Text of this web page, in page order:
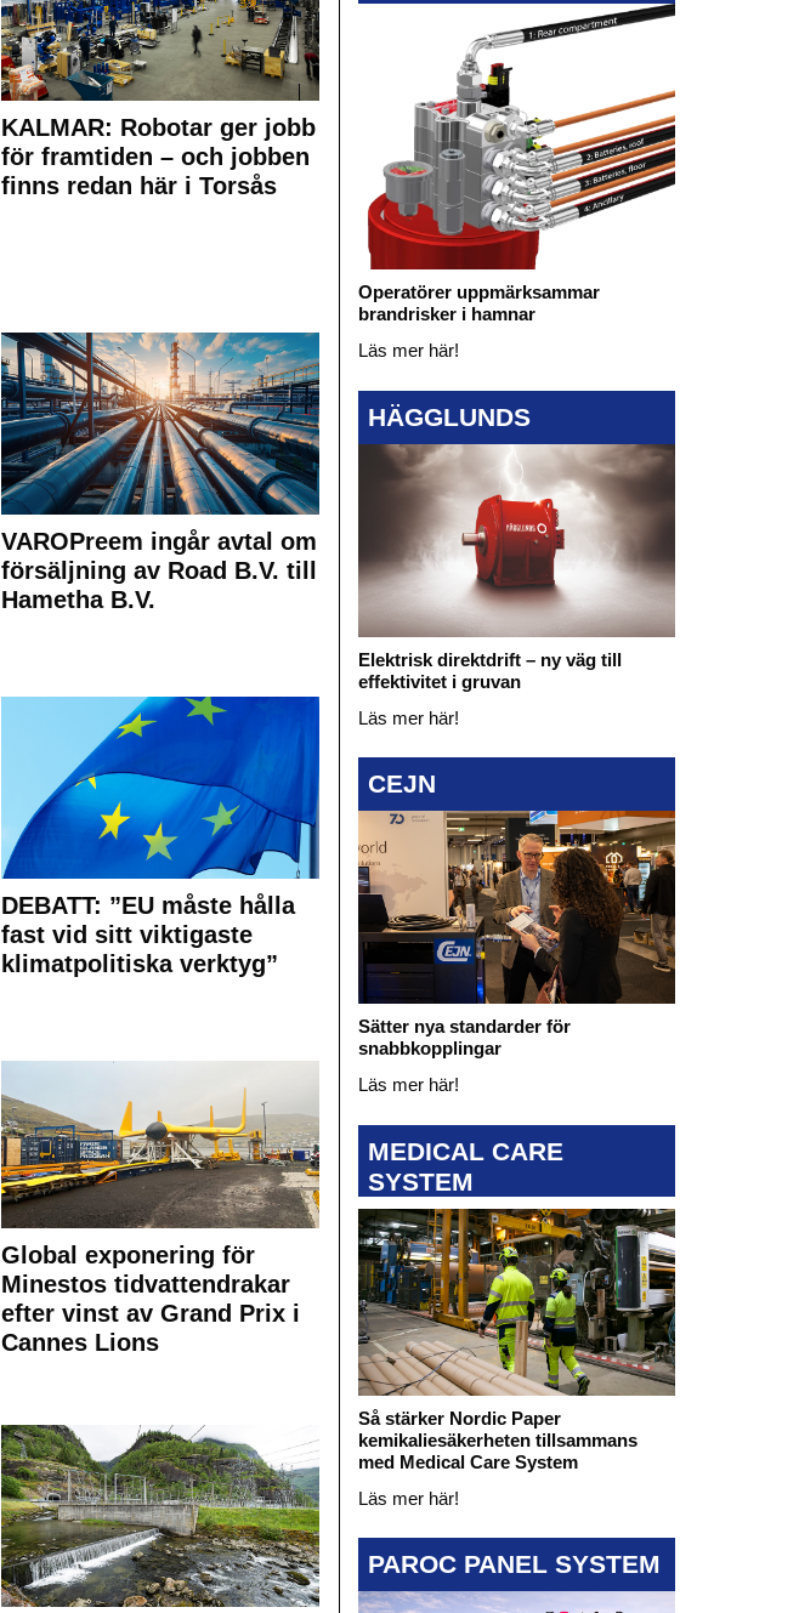
KALMAR: Robotar ger jobb
för framtiden – och jobben
finns redan här i Torsås
VAROPreem ingår avtal om
försäljning av Road B.V. till
Hametha B.V.
DEBATT: ”EU måste hålla
fast vid sitt viktigaste
klimatpolitiska verktyg”
Global exponering för
Minestos tidvattendrakar
efter vinst av Grand Prix i
Cannes Lions
Operatörer uppmärksammar
brandrisker i hamnar
Läs mer här!
HÄGGLUNDS
Elektrisk direktdrift – ny väg till
effektivitet i gruvan
Läs mer här!
CEJN
Sätter nya standarder för
snabbkopplingar
Läs mer här!
MEDICAL CARE
SYSTEM
Så stärker Nordic Paper
kemikaliesäkerheten tillsammans
med Medical Care System
Läs mer här!
PAROC PANEL SYSTEM